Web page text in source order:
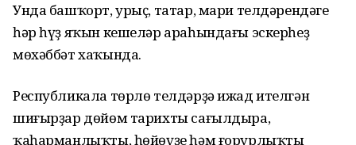
Унда башҡорт, урыҫ, татар, мари телдәрендәге
һәр һүҙ яҡын кешеләр араһындағы эскерһеҙ
мөхәббәт хаҡында.
Республикала төрлө телдәрҙә ижад ителгән
шиғырҙар дөйөм тарихты сағылдыра,
ҡаһарманлыҡты, һөйөүҙе һәм ғорурлыҡты